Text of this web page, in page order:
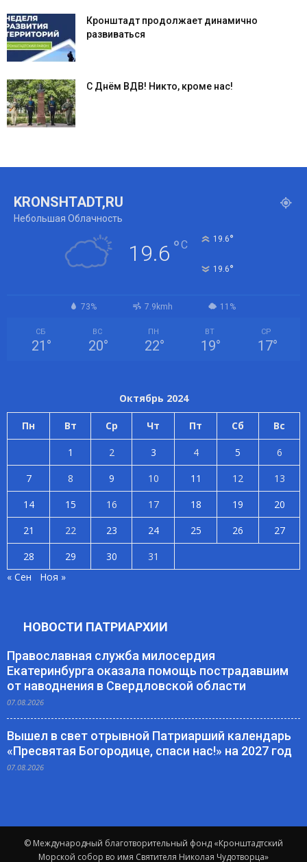
Кронштадт продолжает динамично
развиваться
С Днём ВДВ! Никто, кроме нас!
KRONSHTADT,RU
Небольшая Облачность
19.6 °C 19.6°
19.6°
73% 7.9kmh 11%
СБ
21 °
ВС
20°
ПН
22°
ВТ
19°
СР
17°
Октябрь 2024
Пн Вт Ср Чт Пт Сб Вс
1 2 3 4 5
6
7
8 9 10 11 12
13
14
15 16 17 18 19
20
21
22 23 24 25 26
27
28
29 30
31
« Сен
Ноя »
НОВОСТИ ПАТРИАРХИИ
Православная служба милосердия
Екатеринбурга оказала помощь пострадавшим
от наводнения в Свердловской области
07.08.2026
Вышел в свет отрывной Патриарший календарь
«Пресвятая Богородице, спаси нас!» на 2027 год
07.08.2026
© Международный благотворительный фонд «Кронштадтский
Морской собор во имя Святителя Николая Чудотворца»